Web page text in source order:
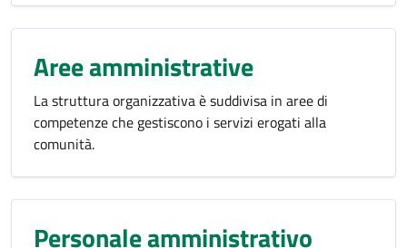
Aree amministrative
La struttura organizzativa è suddivisa in aree di
competenze che gestiscono i servizi erogati alla
comunità.
Personale amministrativo